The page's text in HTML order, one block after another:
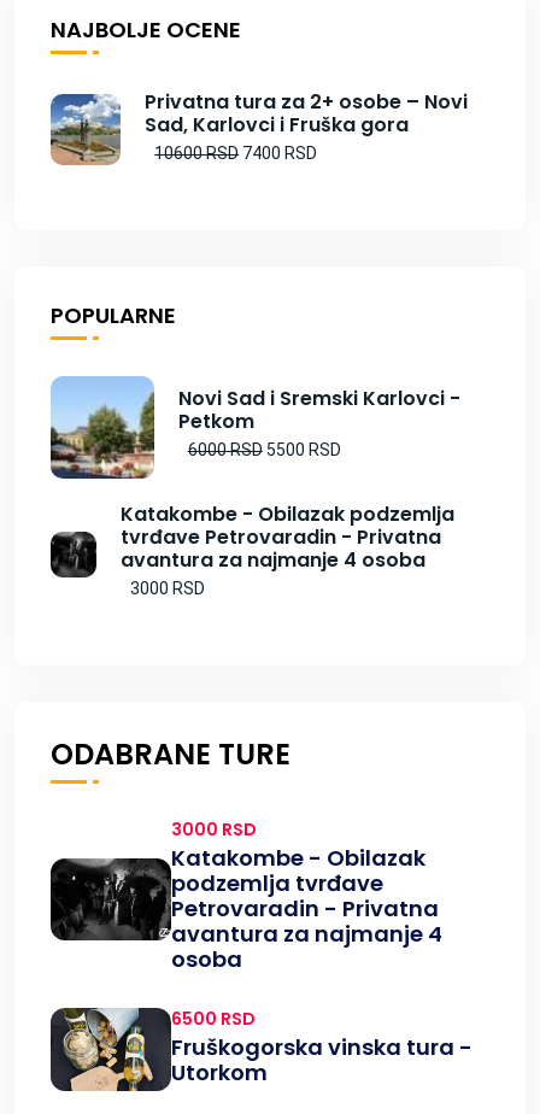
NAJBOLJE OCENE
Privatna tura za 2+ osobe – Novi
Sad, Karlovci i Fruška gora
10600 RSD7400 RSD
POPULARNE
Novi Sad i Sremski Karlovci -
Petkom
6000 RSD5500 RSD
Katakombe - Obilazak podzemlja
tvrđave Petrovaradin - Privatna
avantura za najmanje 4 osoba
3000 RSD
ODABRANE TURE
3000 RSD
Katakombe - Obilazak
podzemlja tvrđave
Petrovaradin - Privatna
avantura za najmanje 4
osoba
6500 RSD
Fruškogorska vinska tura -
Utorkom